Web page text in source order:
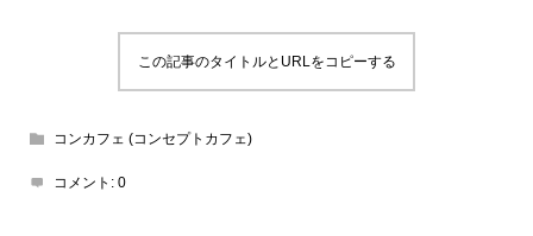
この記事のタイトルとURLをコピーする
コンカフェ (コンセプトカフェ)
コメント: 0